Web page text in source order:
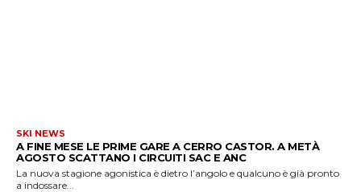
SKI NEWS
A FINE MESE LE PRIME GARE A CERRO CASTOR. A METÀ
AGOSTO SCATTANO I CIRCUITI SAC E ANC
La nuova stagione agonistica è dietro l’angolo e qualcuno è già pronto
a indossare...